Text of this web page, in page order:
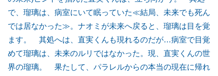
で、瑠璃は、病室にいて眠っていた≪結局、未来でも死ん
では居なかった≫。ナオミが未来へ戻ると、瑠璃は目を覚
ます。 其処へは、直実くんも現れるのだが…病室で目覚
めて瑠璃は、未来のルリではなかった。現、直実くんの世
界の瑠璃。 果たして、パラレルからの本当の現在に帰れ